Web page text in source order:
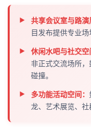
共享会议室与路演
目发布提供专业场
休闲水吧与社交空
非正式交流场所
碰撞。
多功能活动空间：
龙、艺术展览、社